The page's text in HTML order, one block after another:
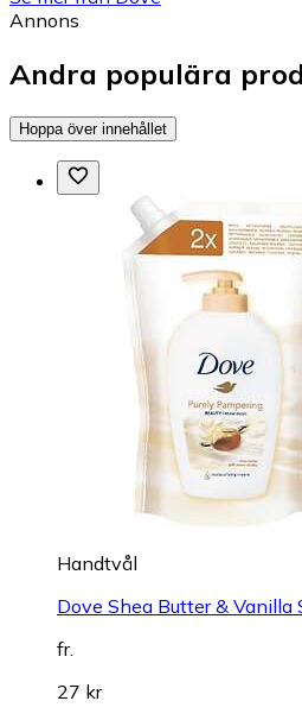
Annons
Andra populära
Hoppa över innehållet
Handtvål
Dove Shea Butter & Vanilla
fr.
27 kr